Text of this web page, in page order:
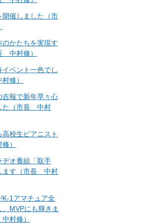
開催しました（市
のかたちを実現す
中村修）
ベント一色でし
修）
吉報で新年早々心
た（市長 中村
校生ピアニスト
）
ヂオ番組「取手
ます（市長 中村
K-1アマチュア全
、MVPにも輝きま
村修）